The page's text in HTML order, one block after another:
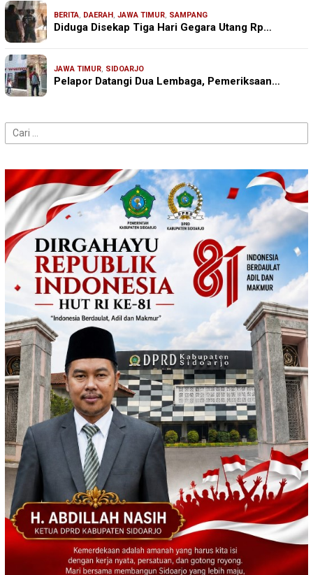
BERITA, DAERAH, JAWA TIMUR, SAMPANG
Diduga Disekap Tiga Hari Gegara Utang Rp…
JAWA TIMUR, SIDOARJO
Pelapor Datangi Dua Lembaga, Pemeriksaan…
Cari
untuk: